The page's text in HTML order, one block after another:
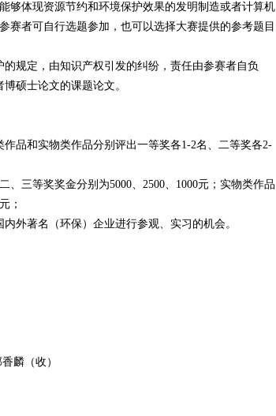
够体现资源节约和环境保护效果的发明制造或者计算机
赛者可自行选题参加，也可以选择大赛提供的参考题目
规定，由知识产权引发的纠纷，责任由参赛者自负
硕士论文的课题论文。
品和实物类作品分别评出一等奖各1-2名、二等奖各2-
、三等奖奖金分别为5000、2500、1000元；实物类作品
；
外著名（环保）企业进行参观、实习的机会。
麟（收）